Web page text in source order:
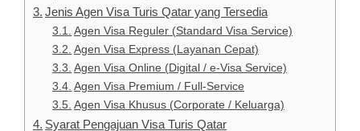
Jenis Agen Visa Turis Qatar yang Tersedia
Agen Visa Reguler (Standard Visa Service)
Agen Visa Express (Layanan Cepat)
Agen Visa Online (Digital / e-Visa Service)
Agen Visa Premium / Full-Service
Agen Visa Khusus (Corporate / Keluarga)
Syarat Pengajuan Visa Turis Qatar